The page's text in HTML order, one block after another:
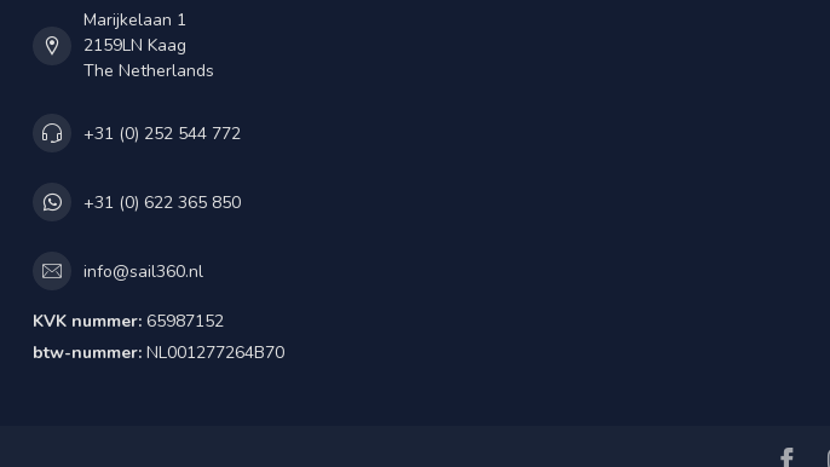
Marijkelaan 1
2159LN Kaag
The Netherlands
+31 (0) 252 544 772
+31 (0) 622 365 850
info@sail360.nl
KVK nummer: 65987152
btw-nummer: NL001277264B70